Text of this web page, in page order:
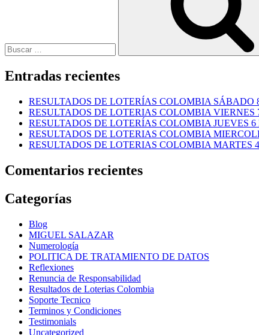
Entradas recientes
RESULTADOS DE LOTERÍAS COLOMBIA SÁBADO
RESULTADOS DE LOTERIAS COLOMBIA VIERNES
RESULTADOS DE LOTERÍAS COLOMBIA JUEVES 6
RESULTADOS DE LOTERIAS COLOMBIA
RESULTADOS DE LOTERIAS COLOMBIA MARTES
Comentarios recientes
Categorías
Blog
MIGUEL SALAZAR
Numerología
POLITICA DE TRATAMIENTO DE DATOS
Reflexiones
Renuncia de Responsabilidad
Resultados de Loterias Colombia
Soporte Tecnico
Terminos y Condiciones
Testimonials
Uncategorized